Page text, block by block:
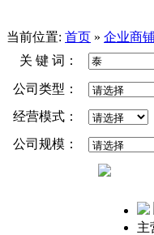
当前位置: 首页 » 企业商
关 键 词：
公司类型：
经营模式：
公司规模：
主